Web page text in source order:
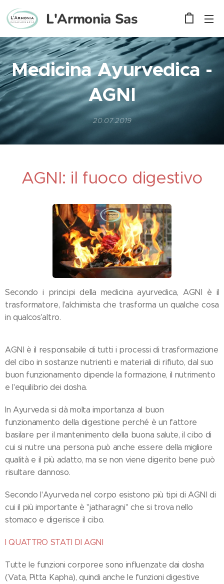
L'Armonia Sas
Medicina Ayurvedica -
AGNI
20.07.2019
AGNI: il fuoco digestivo
Secondo i principi della medicina ayurvedica, AGNI è il
trasformatore, l'alchimista che trasforma un qualche cosa
in qualcos'altro.
AGNI è il responsabile di tutti i processi di trasformazione
del cibo in sostanze nutrienti e materiali di rifiuto, dal suo
buon funzionamento dipende la formazione, il nutrimento
e l'equilibrio dei dosha.
In Ayurveda si dà molta importanza al buon
funzionamento della digestione perché è un fattore
basilare per il mantenimento della buona salute, il cibo di
cui si nutre una persona può anche essere della migliore
qualità e il più adatto, ma se non viene digerito bene può
risultare dannoso.
Secondo l'Ayurveda nel corpo esistono più tipi di AGNI di
cui il più importante è "jatharagni" che si trova nello
stomaco e digerisce il cibo.
I QUATTRO STATI DI AGNI
Tutte le funzioni corporee sono influenzate dai dosha
(Vata, Pitta Kapha), quindi anche le funzioni digestive